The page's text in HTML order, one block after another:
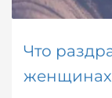
Что